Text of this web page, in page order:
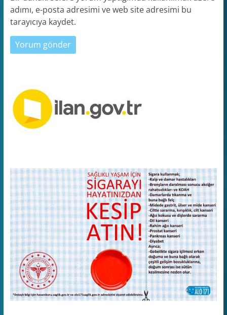
adımı, e-posta adresimi ve web site adresimi bu
tarayıcıya kaydet.